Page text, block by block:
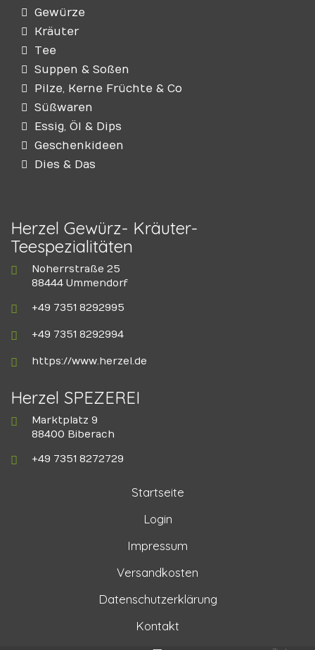
Gewürze
Kräuter
Tee
Suppen & Soßen
Pilze, Kerne Früchte & Co
Süßwaren
Essig, Öl & Dips
Geschenkideen
Dies & Das
Herzel Gewürz- Kräuter-
Teespezialitäten
Noherrstraße 25
88444 Ummendorf
+49 7351 8292995
+49 7351 8292994
https://www.herzel.de
Herzel SPEZEREI
Marktplatz 9
88400 Biberach
+49 7351 8272729
Startseite
Login
Impressum
Versandkosten
Datenschutzerklärung
Kontakt